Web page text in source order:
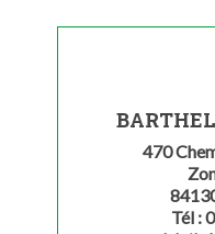
470
Tél :